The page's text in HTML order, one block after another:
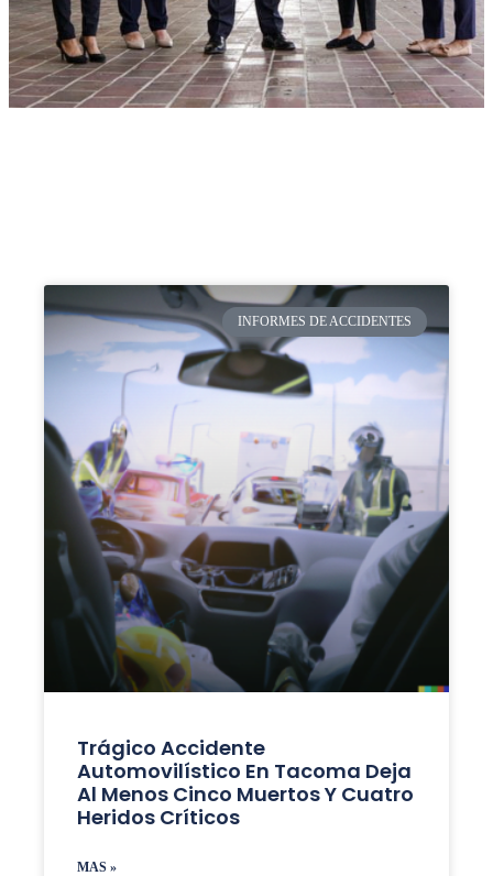
INFORMES DE ACCIDENTES
Trágico Accidente
Automovilístico En Tacoma Deja
Al Menos Cinco Muertos Y Cuatro
Heridos Críticos
MAS »